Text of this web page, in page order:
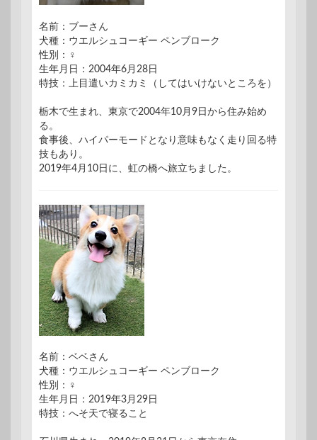
名前：ブーさん
犬種：ウエルシュコーギー ペンブローク
性別：♀
生年月日：2004年6月28日
特技：上目遣いカミカミ（してはいけないところを）
栃木で生まれ、東京で2004年10月9日から住み始め
る。
食事後、ハイパーモードとなり意味もなく走り回る特
技もあり。
2019年4月10日に、虹の橋へ旅立ちました。
名前：ベベさん
犬種：ウエルシュコーギー ペンブローク
性別：♀
生年月日：2019年3月29日
特技：へそ天で寝ること